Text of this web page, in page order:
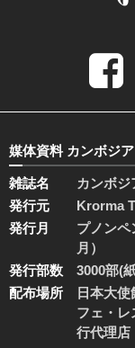
媒体資料 カンボジ
雑誌名
カンボ
発行元
Krorma
発行月
プノンペ
月）
発行部数
3000部(
配布場所
日本大
フェ・レ
行代理店